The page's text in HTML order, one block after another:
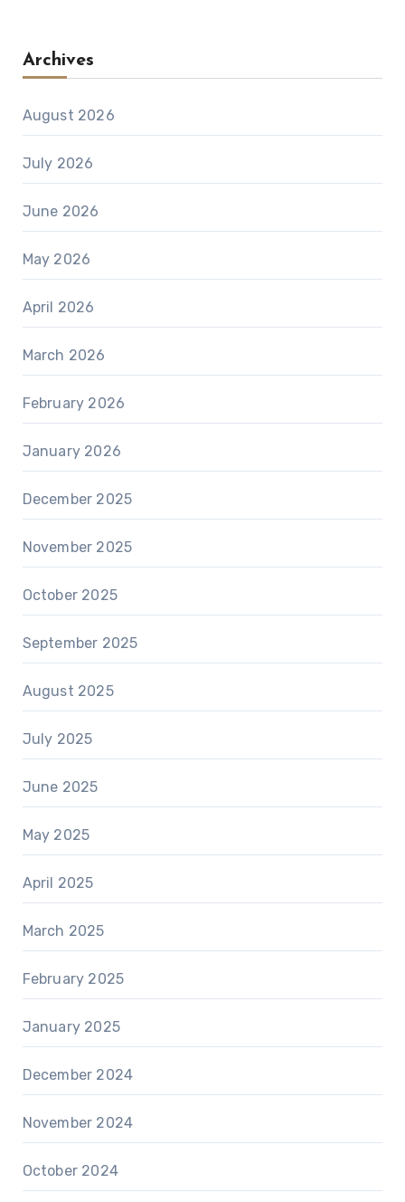
Archives
August 2026
July 2026
June 2026
May 2026
April 2026
March 2026
February 2026
January 2026
December 2025
November 2025
October 2025
September 2025
August 2025
July 2025
June 2025
May 2025
April 2025
March 2025
February 2025
January 2025
December 2024
November 2024
October 2024